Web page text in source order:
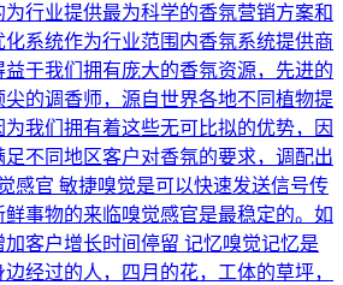
行业提供最为科学的香氛营销方案和
系统作为行业范围内香氛系统提供商
于我们拥有庞大的香氛资源，先进的
的调香师，源自世界各地不同植物提
我们拥有着这些无可比拟的优势，因
不同地区客户对香氛的要求，调配出
感官 敏捷嗅觉是可以快速发送信号传
事物的来临嗅觉感官是最稳定的。如
客户增长时间停留 记忆嗅觉记忆是
经过的人，四月的花，工体的草坪，